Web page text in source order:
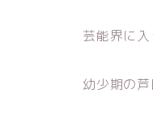
芸能界に
幼少期の